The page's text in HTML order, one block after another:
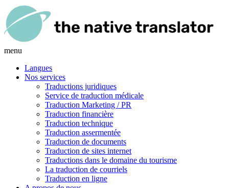
menu
Langues
Nos services
Traductions juridiques
Service de traduction médicale
Traduction Marketing / PR
Traduction financière
Traduction technique
Traduction assermentée
Traduction de documents
Traduction de sites internet
Traductions dans le domaine du tourisme
La traduction de courriels
Traduction en ligne